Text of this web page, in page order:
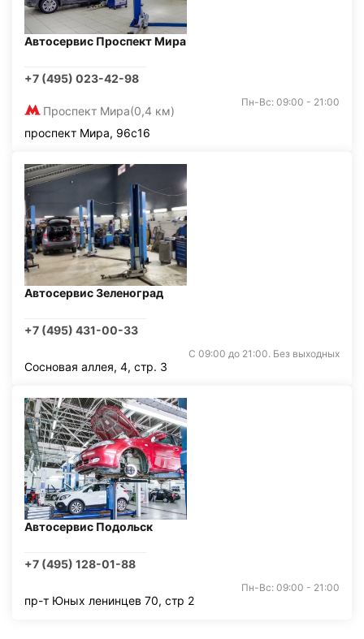
Автосервис Проспект Мира
+7 (495) 023-42-98
Проспект Мира(0,4 км)
Пн-Вс: 09:00 - 21:00
проспект Мира, 96с16
Автосервис Зеленоград
+7 (495) 431-00-33
С 09:00 до 21:00. Без выходных
Сосновая аллея, 4, стр. 3
Автосервис Подольск
+7 (495) 128-01-88
Пн-Вс: 09:00 - 21:00
пр-т Юных ленинцев 70, стр 2